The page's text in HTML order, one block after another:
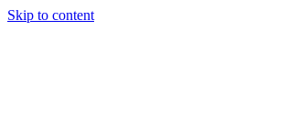
Skip to content